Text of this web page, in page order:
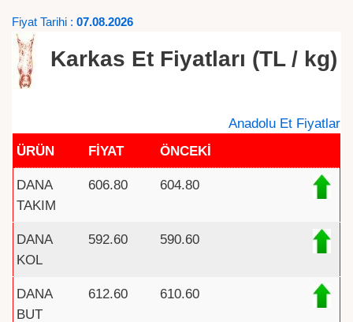
Fiyat Tarihi : 07.08.2026
Karkas Et Fiyatları (TL / kg)
Anadolu Et Fiyatlar
ÜRÜN
FİYAT ÖNCEKİ
DANA
TAKIM
606.80 604.80
DANA
KOL
592.60 590.60
DANA
BUT
612.60 610.60